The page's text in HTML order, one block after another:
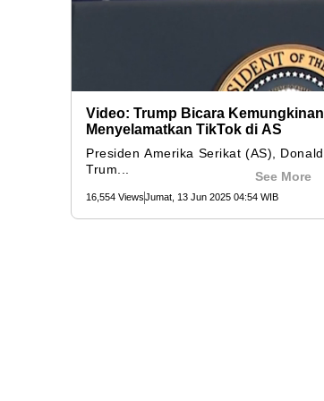
Video: Trump Bicara Kemungkinan
Menyelamatkan TikTok di AS
Presiden Amerika Serikat (AS), Donald
Trum...
See More
16,554 ViewsJumat, 13 Jun 2025 04:54 WIB